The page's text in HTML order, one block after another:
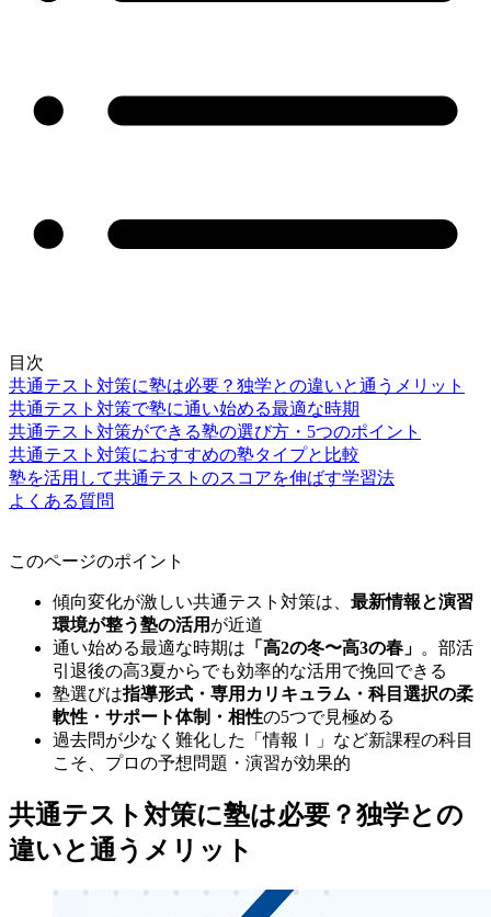
目次
共通テスト対策に塾は必要？独学との違いと通うメリット
共通テスト対策で塾に通い始める最適な時期
共通テスト対策ができる塾の選び方・5つのポイント
共通テスト対策におすすめの塾タイプと比較
塾を活用して共通テストのスコアを伸ばす学習法
よくある質問
このページのポイント
傾向変化が激しい共通テスト対策は、 最新情報と演習
環境が整う塾の活用 が近道
通い始める最適な時期は 「高2の冬〜高3の春」 。部活
引退後の高3夏からでも効率的な活用で挽回できる
塾選びは指導形式・専用カリキュラム・科目選択の柔
軟性・サポート体制・相性の5つで見極める
過去問が少なく難化した「情報Ⅰ」など新課程の科目
こそ、プロの予想問題・演習が効果的
共通テスト対策に塾は必要？独学との
違いと通うメリット